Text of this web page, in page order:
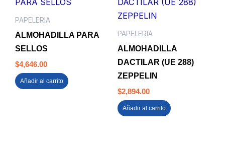
PAPELERIA
ALMOHADILLA PARA
SELLOS
$4,646.00
Añadir al carrito
PAPELERIA
ALMOHADILLA
DACTILAR (UE 288)
ZEPPELIN
$2,894.00
Añadir al carrito